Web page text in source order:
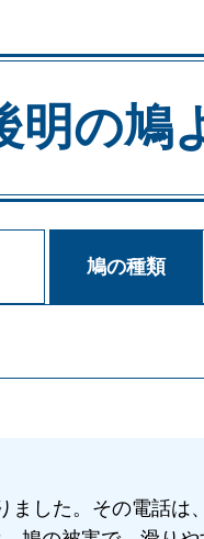
明の鳩
鳩の種類
ました。その電話は